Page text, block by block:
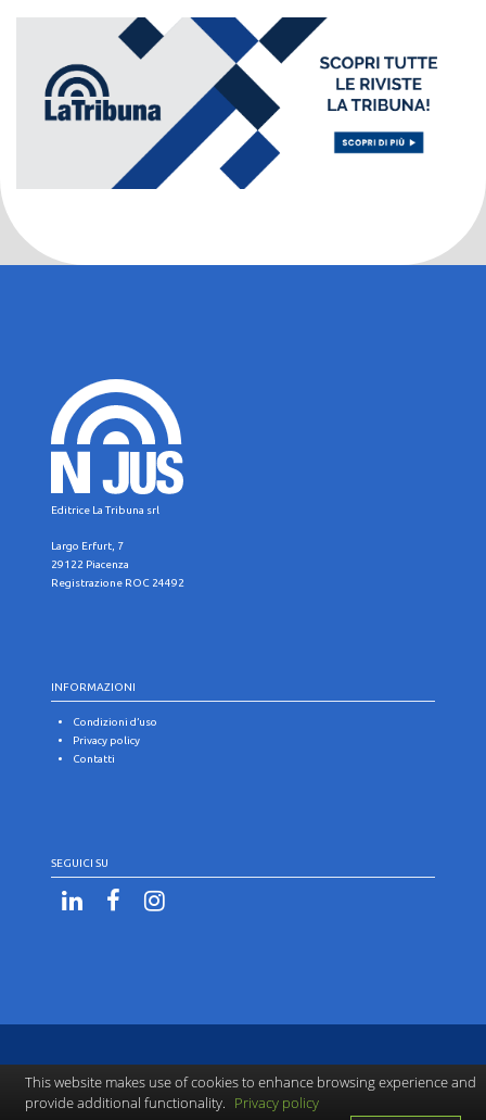
Editrice La Tribuna srl
Largo Erfurt, 7
29122 Piacenza
Registrazione ROC 24492
INFORMAZIONI
Condizioni d’uso
Privacy policy
Contatti
SEGUICI SU
This website makes use of cookies to enhance browsing experience and
provide additional functionality. Privacy policy